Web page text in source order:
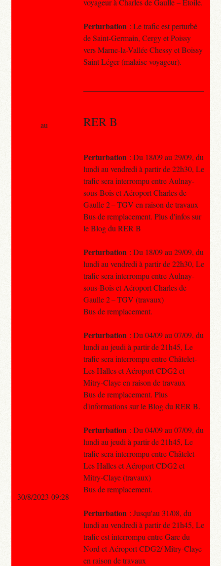
voyageur à Charles de Gaulle – Étoile.
Perturbation : Le trafic est perturbé
de Saint-Germain, Cergy et Poissy
vers Marne-la-Vallée Chessy et Boissy
Saint Léger (malaise voyageur).
RER B
Perturbation : Du 18/09 au 29/09, du
lundi au vendredi à partir de 22h30, Le
trafic sera interrompu entre Aulnay-
sous-Bois et Aéroport Charles de
Gaulle 2 – TGV en raison de travaux
Bus de remplacement. Plus d'infos sur
le Blog du RER B
Perturbation : Du 18/09 au 29/09, du
lundi au vendredi à partir de 22h30, Le
trafic sera interrompu entre Aulnay-
sous-Bois et Aéroport Charles de
Gaulle 2 – TGV (travaux)
Bus de remplacement.
Perturbation : Du 04/09 au 07/09, du
lundi au jeudi à partir de 21h45, Le
trafic sera interrompu entre Châtelet-
Les Halles et Aéroport CDG2 et
Mitry-Claye en raison de travaux
Bus de remplacement. Plus
d'informations sur le Blog du RER B.
Perturbation : Du 04/09 au 07/09, du
lundi au jeudi à partir de 21h45, Le
trafic sera interrompu entre Châtelet-
Les Halles et Aéroport CDG2 et
Mitry-Claye (travaux)
Bus de remplacement.
Perturbation : Jusqu'au 31/08, du
lundi au vendredi à partir de 21h45, Le
trafic est interrompu entre Gare du
Nord et Aéroport CDG2/ Mitry-Claye
en raison de travaux
au
30/8/2023 09:28